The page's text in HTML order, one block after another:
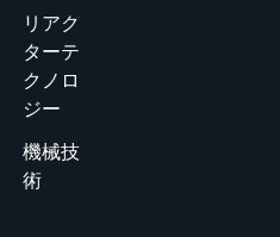
リアク
ターテ
クノロ
ジー
機械技
術